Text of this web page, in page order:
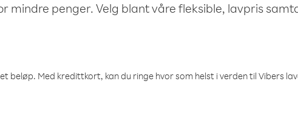
mindre penger. Velg blant våre fleksible, lavpris
beløp. Med kredittkort, kan du ringe hvor som helst i verden til Vibers